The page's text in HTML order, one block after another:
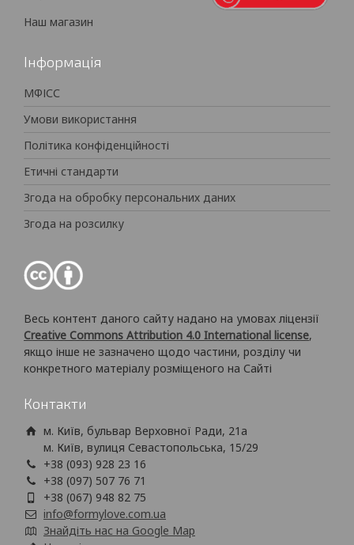
Наш магазин
Інформація
МФІСС
Умови використання
Політика конфіденційності
Етичні стандарти
Згода на обробку персональних даних
Згода на розсилку
Весь контент даного сайту надано на умовах ліцензії
Creative Commons Attribution 4.0 International license,
якщо інше не зазначено щодо частини, розділу чи
конкретного матеріалу розміщеного на Сайті
Контакти
м. Київ, бульвар Верховної Ради, 21а
м. Київ, вулиця Севастопольська, 15/29
+38 (093) 928 23 16
+38 (097) 507 76 71
+38 (067) 948 82 75
info@formylove.com.ua
Знайдіть нас на Google Map